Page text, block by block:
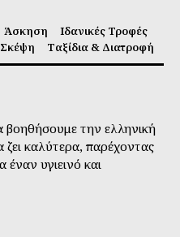
Άσκηση
Ιδανικές Τροφές
Ταξίδια & Διατροφή
βοηθήσουμε την ελληνική
ζει καλύτερα, παρέχοντας
έναν υγιεινό και